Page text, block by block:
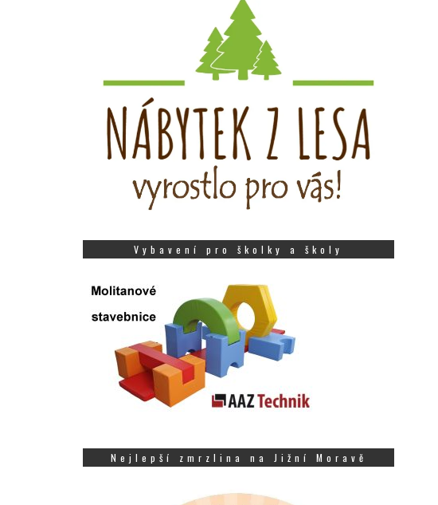
Vybavení pro školky a školy
Nejlepší zmrzlina na Jižní Moravě